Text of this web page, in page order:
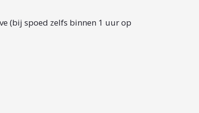
(bij spoed zelfs binnen 1 uur op